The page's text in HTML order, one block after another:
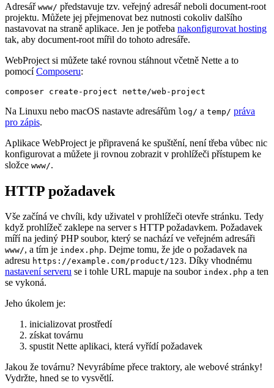
Adresář www/ představuje tzv. veřejný adresář neboli document-root
projektu. Můžete jej přejmenovat bez nutnosti cokoliv dalšího
nastavovat na straně aplikace. Jen je potřeba nakonfigurovat hosting
tak, aby document-root mířil do tohoto adresáře.
WebProject si můžete také rovnou stáhnout včetně Nette a to
pomocíComposeru:
Na Linuxu nebo macOS nastavte adresářům log/ a temp/ práva
pro zápis.
Aplikace WebProject je připravená ke spuštění, není třeba vůbec nic
konfigurovat a můžete ji rovnou zobrazit v prohlížeči přístupem ke
složce www/.
HTTP požadavek
Vše začíná ve chvíli, kdy uživatel v prohlížeči otevře stránku. Tedy
když prohlížeč zaklepe na server s HTTP požadavkem. Požadavek
míří na jediný PHP soubor, který se nachází ve veřejném adresáři
www/, a tím je index.php. Dejme tomu, že jde o požadavek na
adresu https://example.com/product/123. Díky vhodnému
nastavení serveru se i tohle URL mapuje na soubor index.php a ten
se vykoná.
Jeho úkolem je:
inicializovat prostředí
získat továrnu
spustit Nette aplikaci, která vyřídí požadavek
Jakou že továrnu? Nevyrábíme přece traktory, ale webové stránky!
Vydržte, hned se to vysvětlí.